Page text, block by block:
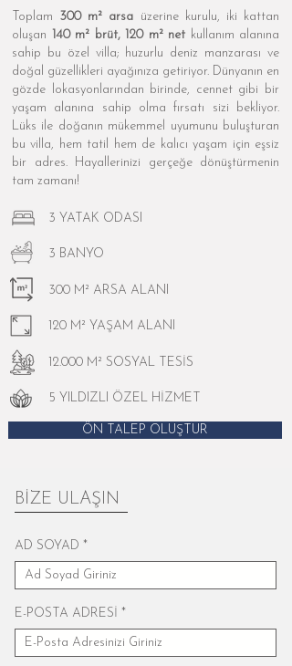
Toplam 300 m² arsa üzerine kurulu, iki kattan
oluşan 140 m² brüt, 120 m² net kullanım alanına
sahip bu özel villa; huzurlu deniz manzarası ve
doğal güzellikleri ayağınıza getiriyor. Dünyanın en
gözde lokasyonlarından birinde, cennet gibi bir
yaşam alanına sahip olma fırsatı sizi bekliyor.
Lüks ile doğanın mükemmel uyumunu buluşturan
bu villa, hem tatil hem de kalıcı yaşam için eşsiz
bir adres. Hayallerinizi gerçeğe dönüştürmenin
tam zamanı!
3 YATAK ODASI
3 BANYO
300 M² ARSA ALANI
120 M² YAŞAM ALANI
12.000 M² SOSYAL TESİS
5 YILDIZLI ÖZEL HİZMET
ÖN TALEP OLUŞTUR
BİZE ULAŞIN
AD SOYAD
E-POSTA ADRESİ